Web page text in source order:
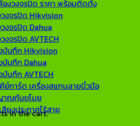
in the cart.
งวงจรปิด ราคา พร้อมติดตั้ง
งจรปิด Hikvision
งจรปิด Dahua
งจรปิด AVTECH
บันทึก Hikvision
บันทึก Dahua
บันทึก AVTECH
ย์การ์ด เครื่องสแกนลายนิ้วมือ
ณกันขโมย
สียงประกาศไร้สาย